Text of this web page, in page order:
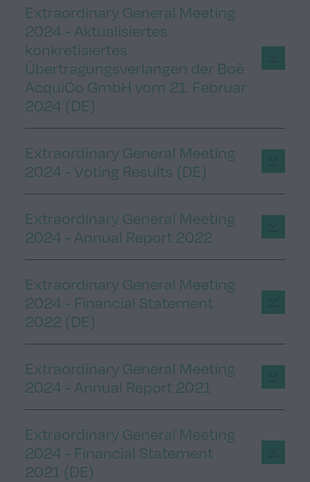
Extraordinary General Meeting
2024 - Aktualisiertes
konkretisiertes
Übertragungsverlangen der Boè
AcquiCo GmbH vom 21. Februar
2024 (DE)
Extraordinary General Meeting
2024 - Voting Results (DE)
Extraordinary General Meeting
2024 - Annual Report 2022
Extraordinary General Meeting
2024 - Financial Statement
2022 (DE)
Extraordinary General Meeting
2024 - Annual Report 2021
Extraordinary General Meeting
2024 - Financial Statement
2021 (DE)